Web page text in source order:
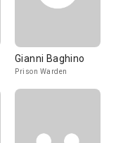
Gianni Baghino
Prison Warden